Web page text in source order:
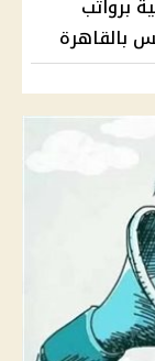
برواتب
بالقاهرة